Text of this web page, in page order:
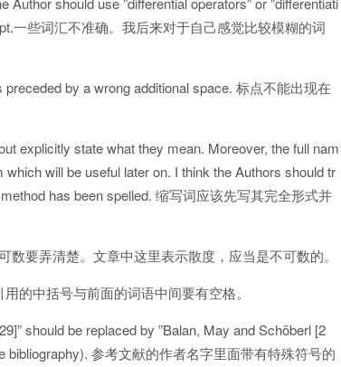
一些词汇不准确。我后来对于自己感觉比较模糊的词
by a wrong additional space. 标点不能出现在
explicitly state what they mean. Moreover, the full nam
will be useful later on. I think the Authors should tr
has been spelled. 缩写词应该先写其完全形式并
数要弄清楚。文章中这里表示散度，应当是不可数的。
的中括号与前面的词语中间要有空格。
should be replaced by ”Balan, May and Schöberl [2
bibliography). 参考文献的作者名字里面带有特殊符号的